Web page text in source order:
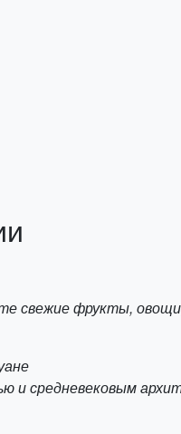
свежие фрукты,
и средневековым